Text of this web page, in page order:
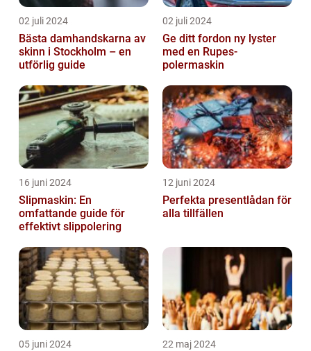
02 juli 2024
Bästa damhandskarna av
skinn i Stockholm – en
utförlig guide
02 juli 2024
Ge ditt fordon ny lyster
med en Rupes-
polermaskin
16 juni 2024
Slipmaskin: En
omfattande guide för
effektivt slippolering
12 juni 2024
Perfekta presentlådan för
alla tillfällen
05 juni 2024 22 maj 2024